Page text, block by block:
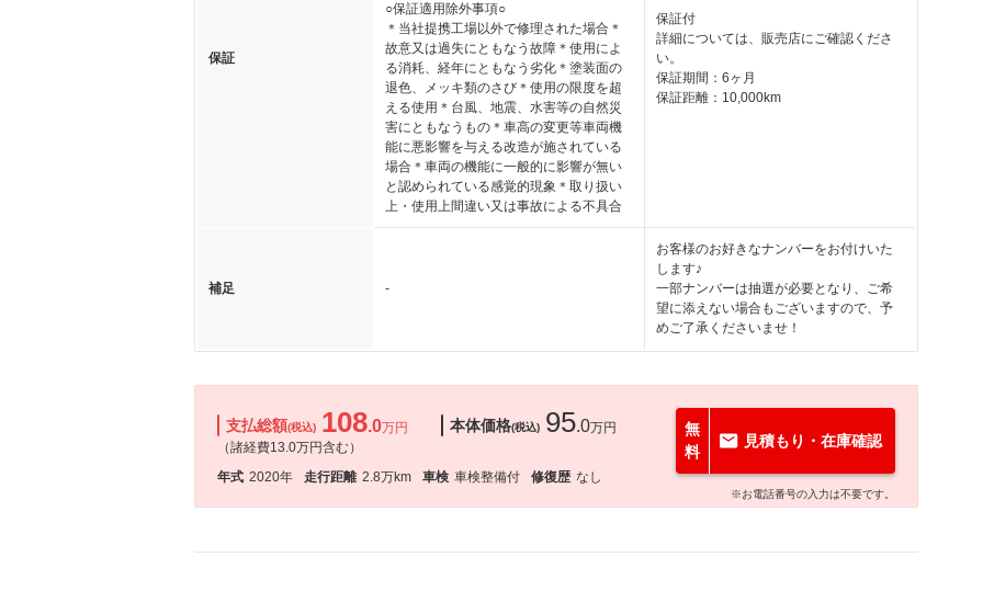
保証
○保証適用除外事項○
＊当社提携工場以外で修理された場合＊
故意又は過失にともなう故障＊使用によ
る消耗、経年にともなう劣化＊塗装面の
退色、メッキ類のさび＊使用の限度を超
える使用＊台風、地震、水害等の自然災
害にともなうもの＊車高の変更等車両機
能に悪影響を与える改造が施されている
場合＊車両の機能に一般的に影響が無い
と認められている感覚的現象＊取り扱い
上・使用上間違い又は事故による不具合
保証付
詳細については、販売店にご確認くださ
い。
保証期間：6ヶ月
保証距離：10,000km
補足 -
お客様のお好きなナンバーをお付けいた
します♪
一部ナンバーは抽選が必要となり、ご希
望に添えない場合もございますので、予
めご了承くださいませ！
支払総額(税込) 108.0万円
（諸経費13.0万円含む）
本体価格(税込) 95.0万円
年式 2020年 走行距離 2.8万km 車検 車検整備付 修復歴 なし
無
料
見積もり・在庫確認
※お電話番号の入力は不要です。